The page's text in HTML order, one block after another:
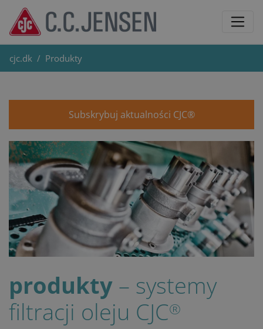
cjc.dk Produkty
Subskrybuj aktualności CJC®
produkty – systemy
filtracji oleju CJC®